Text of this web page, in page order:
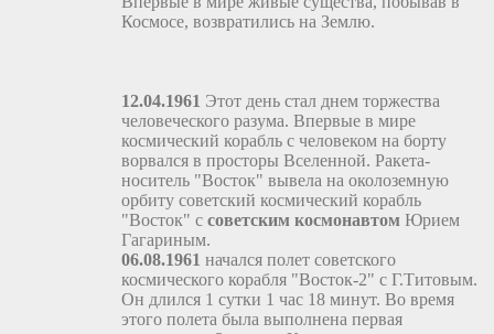
Космосе, возвратились на Землю.
12.04.1961 Этот день стал днем торжества
человеческого разума. Впервые в мире
космический корабль с человеком на борту
ворвался в просторы Вселенной. Ракета-
носитель "Восток" вывела на околоземную
орбиту советский космический корабль
"Восток" с советским космонавтом Юрием
Гагариным.
06.08.1961 начался полет советского
космического корабля "Восток-2" с Г.Титовым.
Он длился 1 сутки 1 час 18 минут. Во время
этого полета была выполнена первая